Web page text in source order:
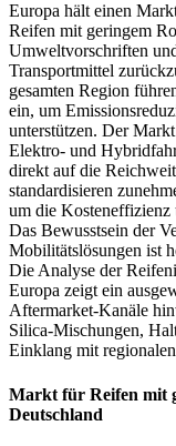
Europa hält einen
Reifen mit geringem
Umweltvorschriften
Transportmittel
gesamten Region
ein, um
unterstützen. Der
Elektro- und
direkt auf die
standardisieren
um die Kosteneffizienz
Das Bewusstsein der
Mobilitätslösungen ist
Die Analyse der
Europa zeigt ein
Aftermarket-Kanäle
Silica-Mischungen,
Einklang mit
Markt für Reifen mit
Deutschland